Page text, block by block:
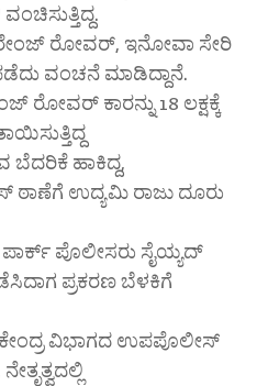
ರೋವರ್, ಇನೋವಾ ಸೇರಿ
ವಂಚನೆ ಮಾಡಿದ್ದಾನೆ.
ರೋವರ್ ಕಾರನ್ನು 18 ಲಕ್ಷಕ್ಕೆ
ಬೆದರಿಕೆ ಹಾಕಿದ್ದ,
ಠಾಣೆಗೆ ಉದ್ಯಮಿ ರಾಜು ದೂರು
ಪೊಲೀಸರು ಸೈಯ್ಯದ್
ಪ್ರಕರಣ ಬೆಳಕಿಗೆ
ಕೇಂದ್ರ ವಿಭಾಗದ ಉಪಪೊಲೀಸ್